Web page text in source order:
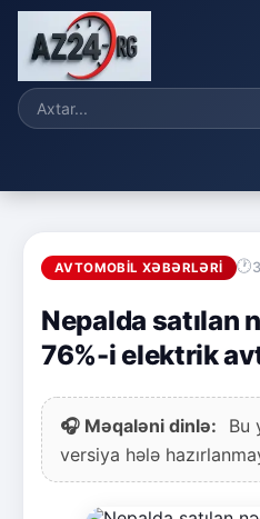
AVTOMOBIL XƏBƏRLƏRI
Nepalda satılan
76%-i elektrik
🎧 Məqaləni dinlə:
Bu
versiya hələ